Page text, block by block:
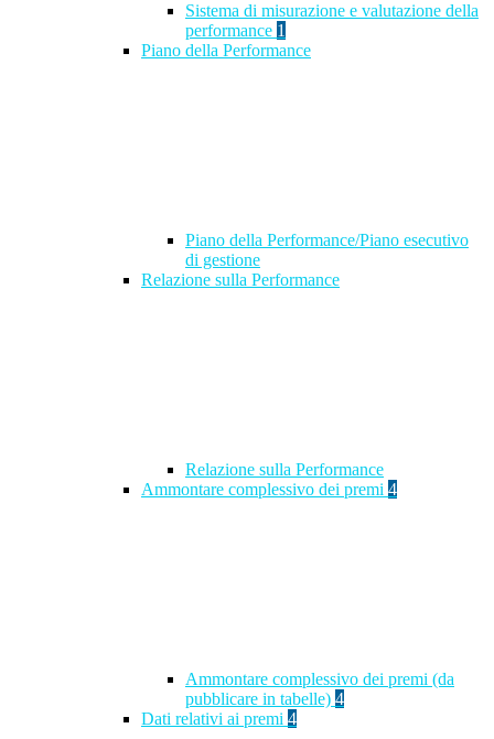
Sistema di misurazione e valutazione della
performance 1
Piano della Performance
Piano della Performance/Piano esecutivo
di gestione
Relazione sulla Performance
Relazione sulla Performance
Ammontare complessivo dei premi 4
Ammontare complessivo dei premi (da
pubblicare in tabelle) 4
Dati relativi ai premi 4